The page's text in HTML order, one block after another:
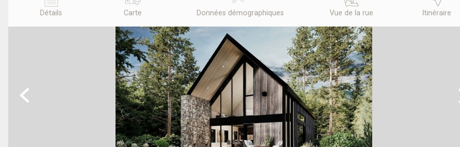
Détails Carte Données démographiques Vue de la rue Itinéraire
Previous